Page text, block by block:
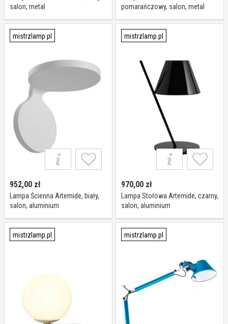
salon, metal
pomarańczowy, salon, metal
mistrzlamp.pl
952,00 zł
Lampa Ścienna Artemide, biały,
salon, aluminium
mistrzlamp.pl
970,00 zł
Lampa Stołowa Artemide, czarny,
salon, aluminium
mistrzlamp.pl mistrzlamp.pl